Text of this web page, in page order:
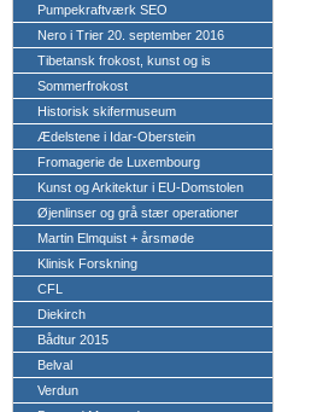
Pumpekraftværk SEO
Nero i Trier 20. september 2016
Tibetansk frokost, kunst og is
Sommerfrokost
Historisk skifermuseum
Ædelstene i Idar-Oberstein
Fromagerie de Luxembourg
Kunst og Arkitektur i EU-Domstolen
Øjenlinser og grå stær operationer
Martin Elmquist + årsmøde
Klinisk Forskning
CFL
Diekirch
Bådtur 2015
Belval
Verdun